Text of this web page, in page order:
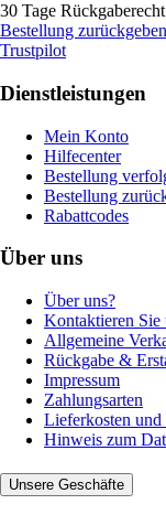
30 Tage Rückgaberecht
Bestellung zurückgeben
Trustpilot
Dienstleistungen
Mein Konto
Hilfecenter
Bestellung
Bestellung
Rabattcodes
Über uns
Über uns?
Kontaktieren Sie
Allgemeine
Rückgabe &
Impressum
Zahlungsarten
Lieferkosten und
Hinweis zum
Unsere Geschäfte